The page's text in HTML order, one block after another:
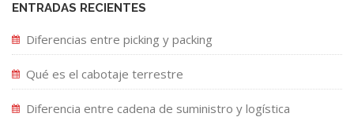
ENTRADAS RECIENTES
Diferencias entre picking y packing
Qué es el cabotaje terrestre
Diferencia entre cadena de suministro y logística